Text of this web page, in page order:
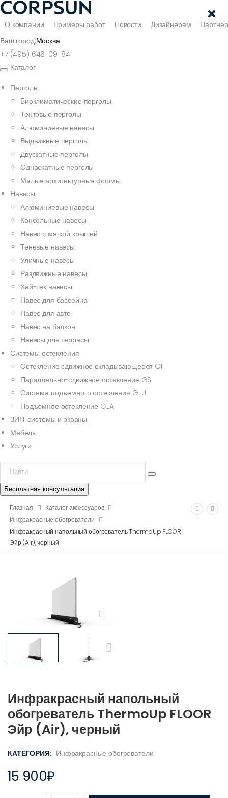
О компании Примеры работ Новости Дизайнерам
Ваш город:Москва
+7 (495) 646-09-84
Каталог
Перголы
Биоклиматические перголы
Тентовые перголы
Алюминиевые навесы
Выдвижные перголы
Двускатные перголы
Односкатные перголы
Малые архитектурные формы
Навесы
Алюминиевые навесы
Консольные навесы
Навес с мягкой крышей
Теневые навесы
Уличные навесы
Раздвижные навесы
Хай-тек навесы
Навес для бассейна
Навес для авто
Навес на балкон
Навесы для террасы
Системы остекления
Остекление сдвижное складывающееся GF
Параллельно-сдвижное остекление GS
Система подъемного остекления GLU
Подъемное остекление GLA
ЗИП-системы и экраны
Мебель
Услуги
Бесплатная консультация
Главная
Каталог аксессуаров
Инфракрасные обогреватели
Инфракрасный напольный обогреватель ThermoUp FLOOR
Эйр (Air), черный
Инфракрасный напольный
обогреватель ThermoUp FLOOR
Эйр (Air), черный
КАТЕГОРИЯ: Инфракрасные обогреватели
15 900₽